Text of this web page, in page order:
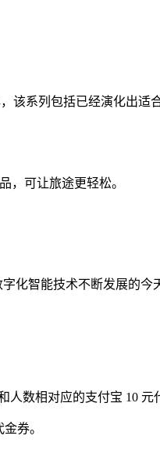
该系列包括已经演化出适
，可让旅途更轻松。
化智能技术不断发展的今
数相对应的支付宝 10 元
券。